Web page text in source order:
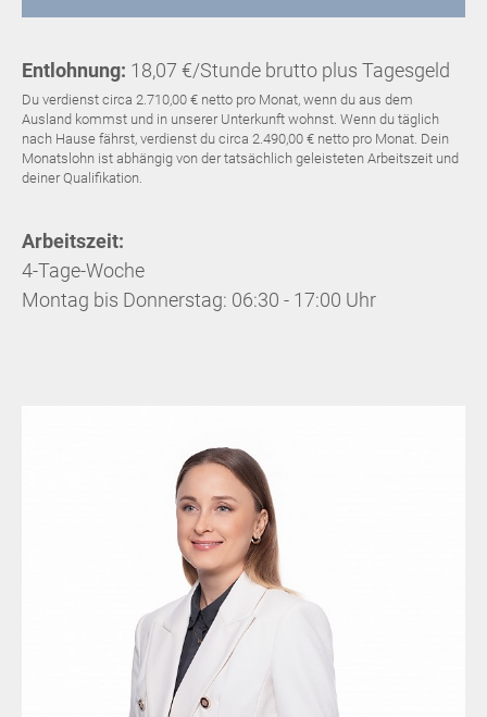
Entlohnung: 18,07 €/Stunde brutto plus Tagesgeld
Du verdienst circa 2.710,00 € netto pro Monat, wenn du aus dem
Ausland kommst und in unserer Unterkunft wohnst. Wenn du täglich
nach Hause fährst, verdienst du circa 2.490,00 € netto pro Monat. Dein
Monatslohn ist abhängig von der tatsächlich geleisteten Arbeitszeit und
deiner Qualifikation.
Arbeitszeit:
4-Tage-Woche
Montag bis Donnerstag: 06:30 - 17:00 Uhr